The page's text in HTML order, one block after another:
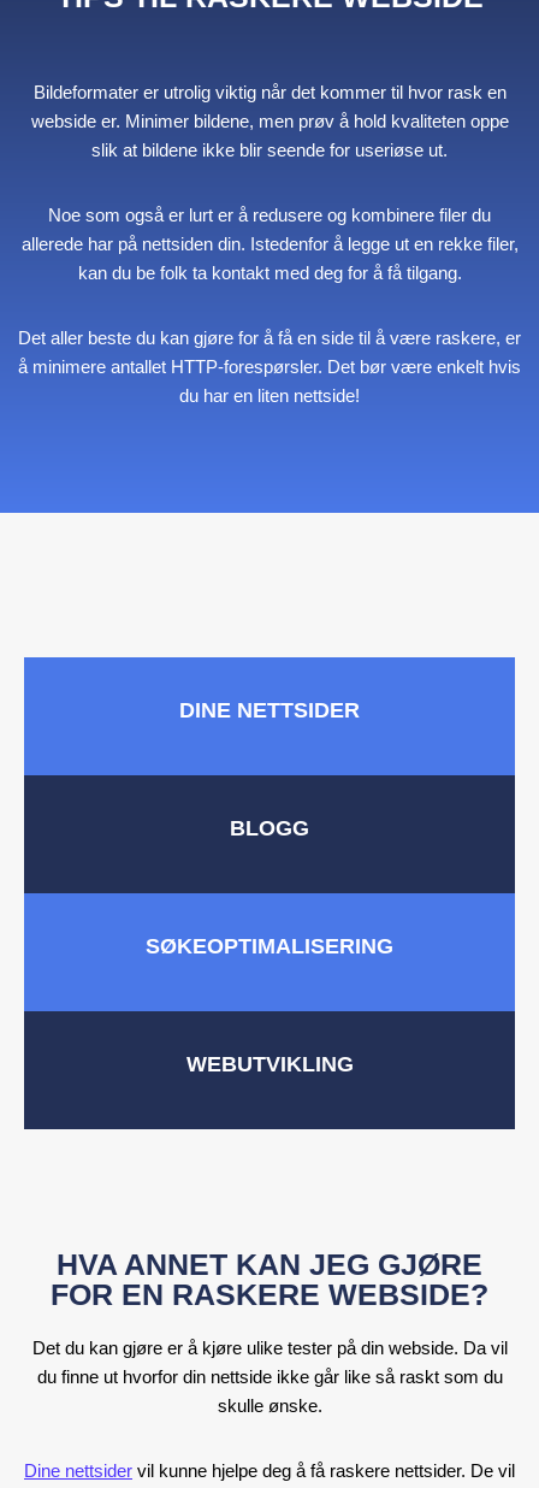
Bildeformater er utrolig viktig når det kommer til hvor rask en
webside er. Minimer bildene, men prøv å hold kvaliteten oppe
slik at bildene ikke blir seende for useriøse ut.
Noe som også er lurt er å redusere og kombinere filer du
allerede har på nettsiden din. Istedenfor å legge ut en rekke filer,
kan du be folk ta kontakt med deg for å få tilgang.
Det aller beste du kan gjøre for å få en side til å være raskere, er
å minimere antallet HTTP-forespørsler. Det bør være enkelt hvis
du har en liten nettside!
DINE NETTSIDER
BLOGG
WEBUTVIKLING
SØKEOPTIMALISERING
HVA ANNET KAN JEG GJØRE
FOR EN RASKERE WEBSIDE?
Det du kan gjøre er å kjøre ulike tester på din webside. Da vil
du finne ut hvorfor din nettside ikke går like så raskt som du
skulle ønske.
Dine nettsider vil kunne hjelpe deg å få raskere nettsider. De vil